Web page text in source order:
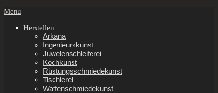
Secondary
Menu
Menu
Herstellen
Arkana
Ingenieurskunst
Juwelenschleiferei
Kochkunst
Rüstungsschmiedekunst
Tischlerei
Waffenschmiedekunst